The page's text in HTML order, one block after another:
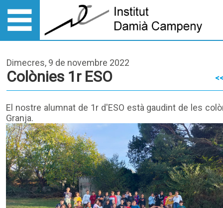
Dimecres, 9 de novembre 2022
Colònies 1r ESO
El nostre alumnat de 1r d'ESO està gaudint de les
Granja.